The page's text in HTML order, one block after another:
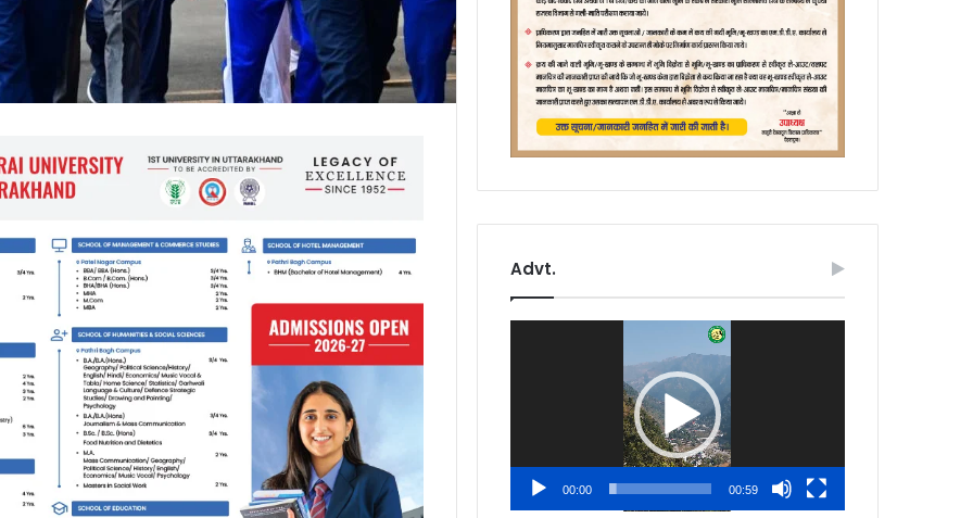
Advt.
00:00 00:59